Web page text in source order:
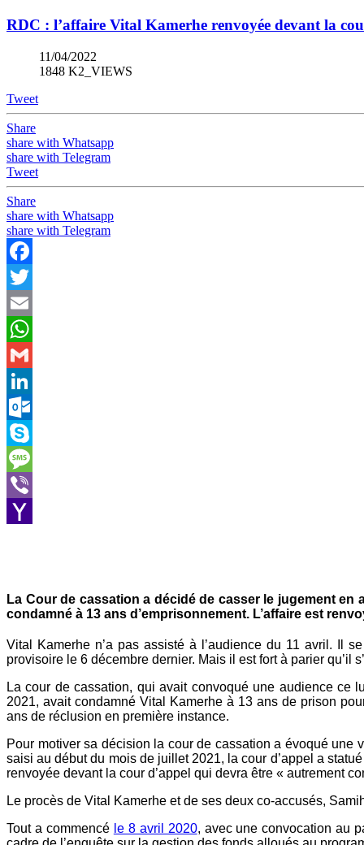
RDC : l’affaire Vital Kamerhe renvoyée devant la
11/04/2022
1848 K2_VIEWS
Tweet
Share
share with Whatsapp
share with Telegram
Tweet
Share
share with Whatsapp
share with Telegram
Facebook
Twitter
Email
WhatsApp
Gmail
LinkedIn
Outlook.com
Skype
Message
Viber
La Cour de cassation a décidé de casser le jugement
condamné à 13 ans d’emprisonnement. L’affaire est
Vital Kamerhe n’a pas assisté à l’audience du 11 avril. Il
provisoire le 6 décembre dernier. Mais il est fort à parier qu’il
La cour de cassation, qui avait convoqué une audience ce
2021, avait condamné Vital Kamerhe à 13 ans de prison
ans de réclusion en première instance.
Pour motiver sa décision la cour de cassation a évoqué
saisi au début du mois de juillet 2021, la cour d’appel a
renvoyée devant la cour d’appel qui devra être « autrement
Le procès de Vital Kamerhe et de ses deux co-accusés,
Tout a commencé le 8 avril 2020, avec une convocation au